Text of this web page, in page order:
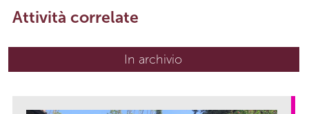
Attività correlate
In archivio